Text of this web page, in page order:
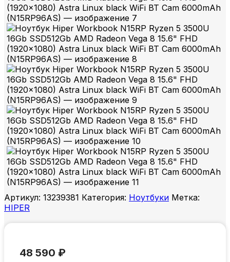
Артикул: 13239381 Категория: Ноутбуки Метка:
HIPER
48 590 ₽